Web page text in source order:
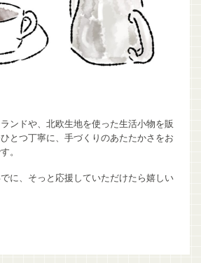
ンドや、北欧生地を使った生活小物を販
とつ丁寧に、手づくりのあたたかさをお
。
に、そっと応援していただけたら嬉しい